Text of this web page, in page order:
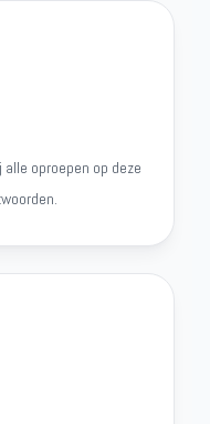
oproepen op deze